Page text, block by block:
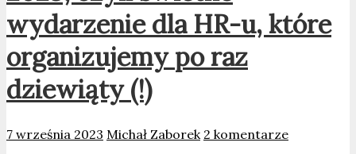
wydarzenie dla HR-u, które
organizujemy po raz
dziewiąty (!)
7 września 2023 Michał Zaborek 2 komentarze